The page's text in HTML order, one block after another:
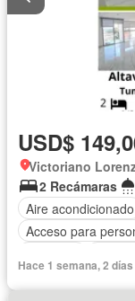
USD$
Victoriano
2 Recámaras
Aire acondicionado
Acceso para
Hace 1 semana, 2